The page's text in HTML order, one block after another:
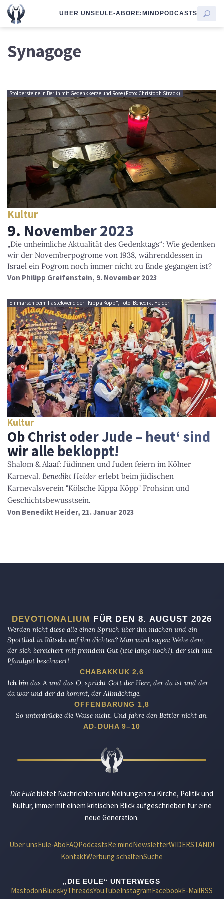
ÜBER UNSEULE-ABORE:MINDPODCASTS
Synagoge
Stolpersteine in Berlin mit Gedenkkerze und Rose (Foto: Christoph Strack)
Kultur
9. November 2023
„Die unheimliche Aktualität des Gedenktags“: Wie gedenken
wir der Novemberpogrome von 1938, währenddessen in
Israel ein Pogrom noch immer nicht zu Ende gegangen ist?
Von Philipp Greifenstein, 9. November 2023
Einmarsch beim Fastelovend der "Kippa Köpp", Foto: Benedikt Heider
Kultur
Ob Christ oder Jude – heut‘ sind
wir alle bekloppt!
Shalom & Alaaf: Jüdinnen und Juden feiern im Kölner
Karneval. Benedikt Heider erlebt beim jüdischen
Karnevalsverein "Kölsche Kippa Köpp" Frohsinn und
Geschichtsbewusstsein.
Von Benedikt Heider, 21. Januar 2023
DEVOTIONALIUM FÜR DEN 8. AUGUST 2026
Werden nicht diese alle einen Spruch über ihn machen und ein
Spottlied in Rätseln auf ihn dichten? Man wird sagen: Wehe dem,
der sich bereichert mit fremdem Gut (wie lange noch?), der sich mit
Pfandgut beschwert!
CHABAKKUK 2,6
Ich bin das A und das O, spricht Gott der Herr, der da ist und der
da war und der da kommt, der Allmächtige.
OFFENBARUNG 1,8
So unterdrücke die Waise nicht, Und fahre den Bettler nicht an.
AD-DUHA 9–10
Die Eulebietet Nachrichten und Meinungen zu Kirche, Politik und
Kultur, immer mit einem kritischen Blick aufgeschrieben für eine
neue Generation.
Über unsEule-AboFAQPodcastsRe:mindNewsletterWIDERSTAND!
KontaktWerbung schaltenSuche
„DIE EULE“ UNTERWEGS
MastodonBlueskyThreadsYouTubeInstagramFacebookE-MailRSS